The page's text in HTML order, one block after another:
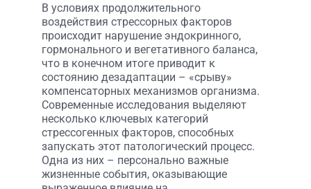
В условиях продолжительного
воздействия стрессорных факторов
происходит нарушение эндокринного,
гормонального и вегетативного баланса,
что в конечном итоге приводит к
состоянию дезадаптации – «срыву»
компенсаторных механизмов организма.
Современные исследования выделяют
несколько ключевых категорий
стрессогенных факторов, способных
запускать этот патологический процесс.
Одна из них – персонально важные
жизненные события, оказывающие